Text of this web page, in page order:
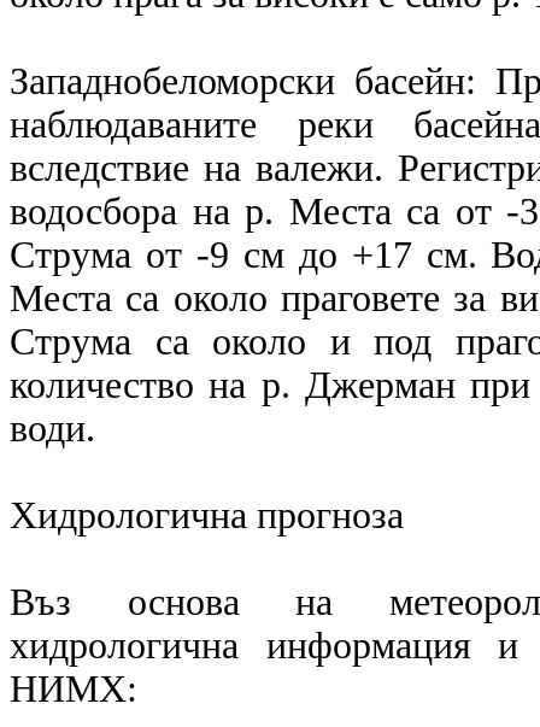
Западнобеломорски басейн:
наблюдаваните реки
вследствие на валежи.
водосбора на р. Места са от
Струма от -9 см до +17 см.
Места са около праговете за
Струма са около и под
количество на р. Джерман
води.
Хидрологична прогноза
Въз основа на
хидрологична информация и
НИМХ: